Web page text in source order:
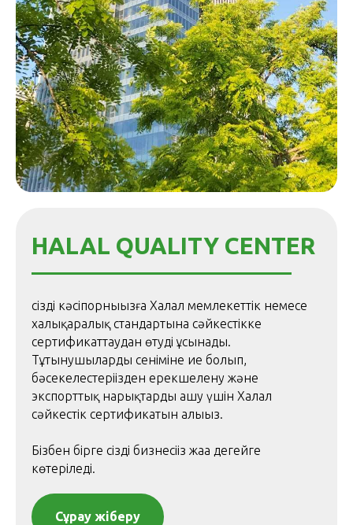
HALAL QUALITY CENTER
cіздің кәсіпорныңызға Халал мемлекеттік немесе
халықаралық стандартына сәйкестікке
сертификаттаудан өтуді ұсынады.
Тұтынушылардың сеніміне ие болып,
бәсекелестеріңізден ерекшелену және
экспорттық нарықтарды ашу үшін Халал
сәйкестік сертификатын алыңыз.
Бізбен бірге сіздің бизнесіңіз жаңа деңгейге
көтеріледі.
Сұрау жіберу